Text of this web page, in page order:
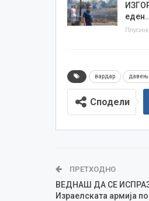
вардар
Сподели
ПРЕТХОДНО
ВЕДНАШ ДА СЕ
Израелската армија